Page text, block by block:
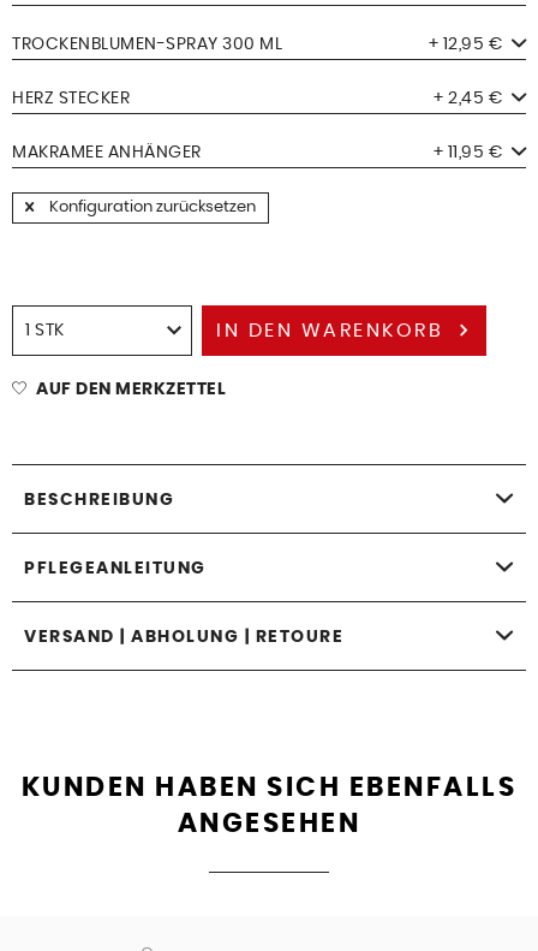
TROCKENBLUMEN-SPRAY 300 ML + 12,95 €
HERZ STECKER + 2,45 €
MAKRAMEE ANHÄNGER + 11,95 €
Konfiguration zurücksetzen
IN DEN WARENKORB
AUF DEN MERKZETTEL
BESCHREIBUNG
PFLEGEANLEITUNG
VERSAND | ABHOLUNG | RETOURE
KUNDEN HABEN SICH EBENFALLS
ANGESEHEN